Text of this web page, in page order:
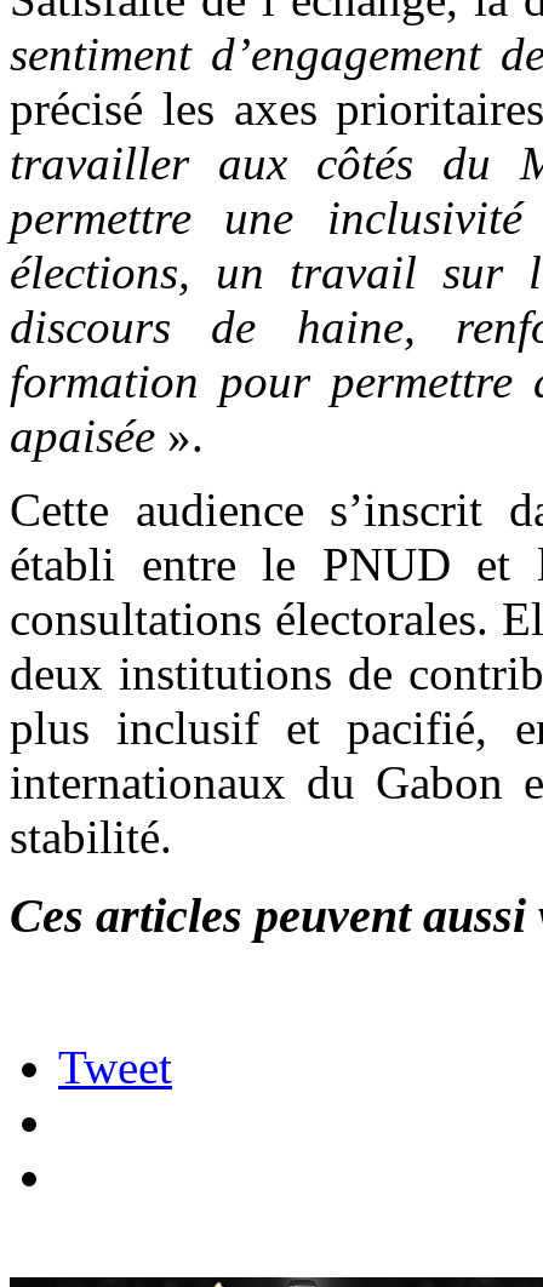
sentiment
précisé les axes
travailler aux côtés du
permettre une
élections, un travail sur
discours de haine,
formation pour permettre
apaisée ».
Cette audience s’inscrit
établi entre le PNUD et
consultations électorales.
deux institutions de
plus inclusif et pacifié,
internationaux du Gabon
stabilité.
Ces articles peuvent
Tweet